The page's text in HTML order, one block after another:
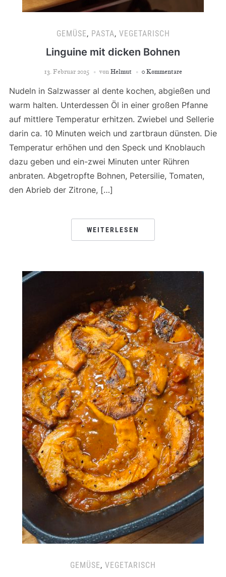
GEMÜSE, PASTA, VEGETARISCH
Linguine mit dicken Bohnen
13. Februar 2025 von Helmut 0 Kommentare
Nudeln in Salzwasser al dente kochen, abgießen und
warm halten. Unterdessen Öl in einer großen Pfanne
auf mittlere Temperatur erhitzen. Zwiebel und Sellerie
darin ca. 10 Minuten weich und zartbraun dünsten. Die
Temperatur erhöhen und den Speck und Knoblauch
dazu geben und ein-zwei Minuten unter Rühren
anbraten. Abgetropfte Bohnen, Petersilie, Tomaten,
den Abrieb der Zitrone, […]
WEITERLESEN
GEMÜSE, VEGETARISCH